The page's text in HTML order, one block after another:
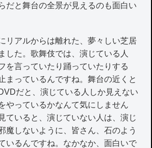
だと舞台の全景が見えるのも面白い
リアルからは離れた、夢々しい芝居
した。歌舞伎では、演じている人
を言っていたり踊っていたりする
まっているんですね。舞台の近くと
だと、演じている人しか見えない
やっているかなんて気にしません
ていると、演じていない人は、演じ
魔しないように、皆さん、石のよう
いるんですね。なかなか、面白いで